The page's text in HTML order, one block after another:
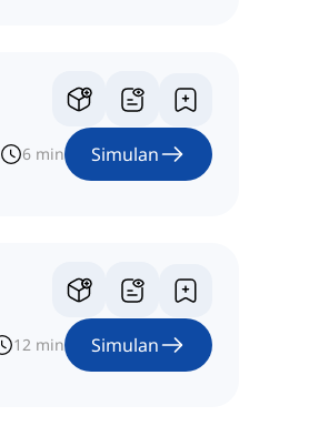
6 min Simulan
12 min Simulan